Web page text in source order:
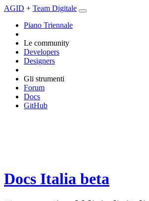
AGID + Team Digitale
Piano Triennale
Le community
Developers
Designers
Gli strumenti
Forum
Docs
GitHub
Docs Italia beta